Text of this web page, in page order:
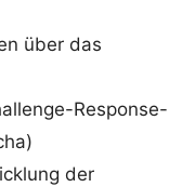
über das
Response-
der